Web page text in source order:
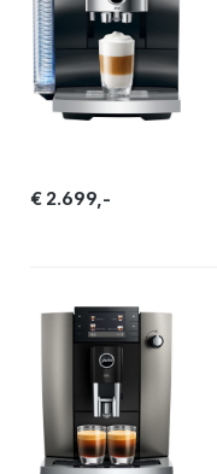
€ 2.699,-